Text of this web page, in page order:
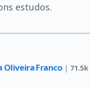
estudos.
Oliveira Franco | 71.5k